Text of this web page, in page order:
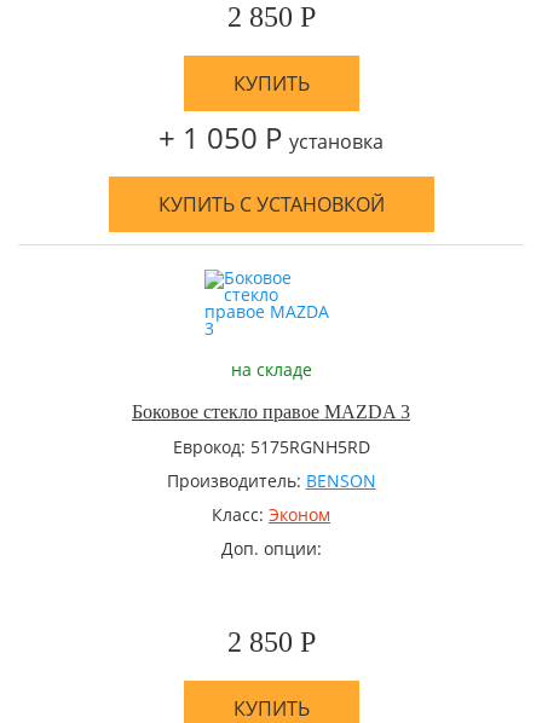
2 850 Р
КУПИТЬ
+ 1 050 Р установка
КУПИТЬ С УСТАНОВКОЙ
на складе
Боковое стекло правое MAZDA 3
Еврокод: 5175RGNH5RD
Производитель: BENSON
Класс: Эконом
Доп. опции:
2 850 Р
КУПИТЬ